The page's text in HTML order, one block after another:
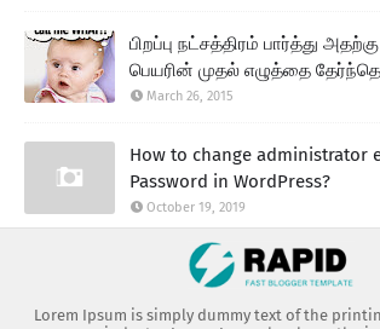
பிறப்பு நட்சத்திரம் பார்த்து
பெயரின் முதல் எழுத்தை
March 26, 2015
How to change administrator
Password in WordPress?
October 19, 2019
Lorem Ipsum is simply dummy text of the